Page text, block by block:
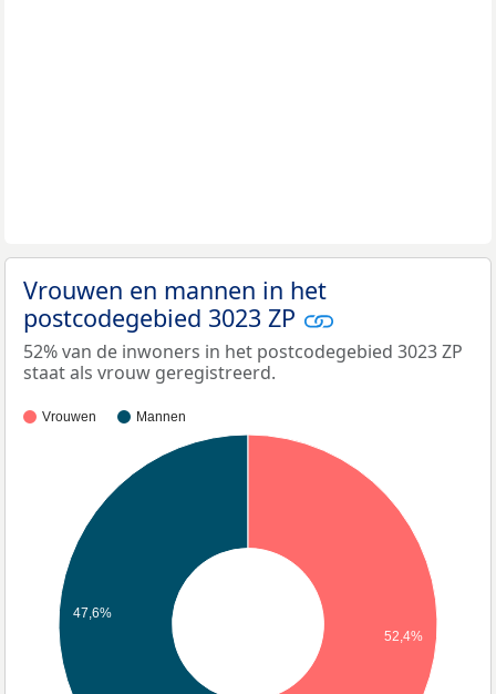
Vrouwen en mannen in het
postcodegebied 3023 ZP
52% van de inwoners in het postcodegebied 3023 ZP
staat als vrouw geregistreerd.
Vrouwen Mannen
47,6%
52,4%